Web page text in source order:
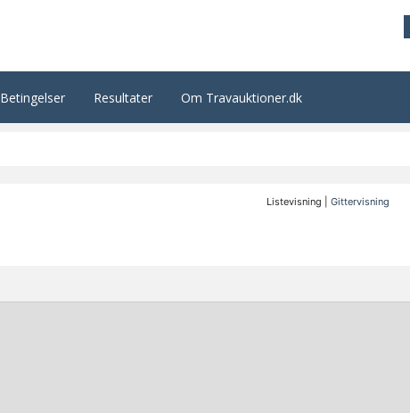
Betingelser Resultater Om Travauktioner.dk
Listevisning |Gittervisning